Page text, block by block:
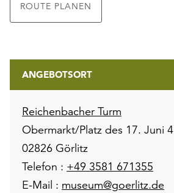
ROUTE PLANEN
ANGEBOTSORT
Reichenbacher Turm
Obermarkt/Platz des 17. Juni 4
02826 Görlitz
Telefon : +49 3581 671355
E-Mail : museum@goerlitz.de